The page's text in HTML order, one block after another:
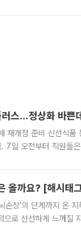
스…정상화 바쁜
재개점 준비 신선식
7일 오전부터 직원들
올까요? [해시태
손상’의 단계까지 온
로 선선하게 느껴질